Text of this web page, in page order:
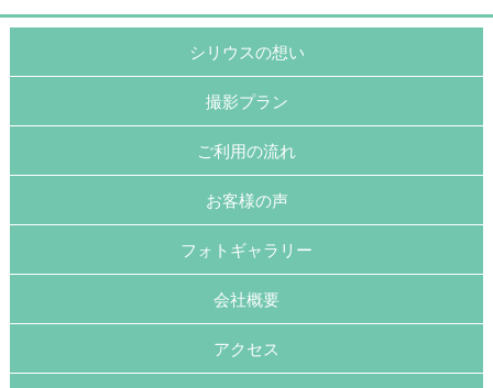
シリウスの想い
撮影プラン
ご利用の流れ
お客様の声
フォトギャラリー
会社概要
アクセス